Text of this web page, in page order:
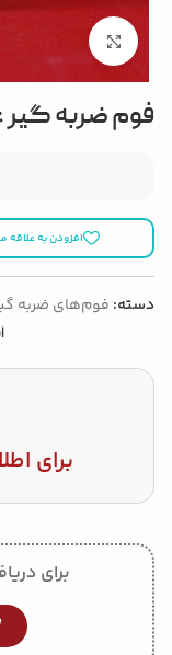
بزرگنمایی تصویر
فوم ضربه
افزودن به علاقه
دسته: فوم‌های ضربه
برای
برای